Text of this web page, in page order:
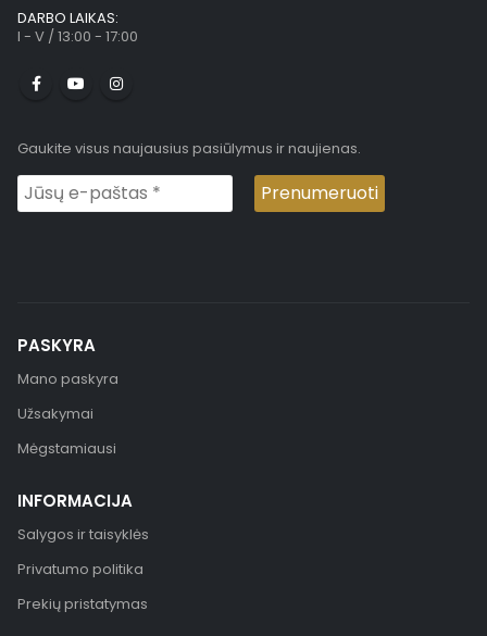
DARBO LAIKAS:
I - V / 13:00 - 17:00
Gaukite visus naujausius pasiūlymus ir naujienas.
PASKYRA
Mano paskyra
Užsakymai
Mėgstamiausi
INFORMACIJA
Salygos ir taisyklės
Privatumo politika
Prekių pristatymas